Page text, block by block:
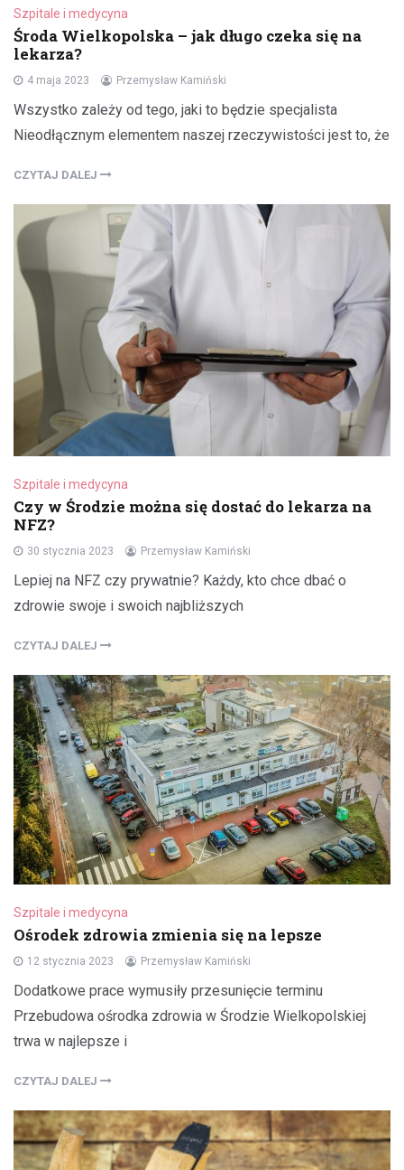
Szpitale i medycyna
Środa Wielkopolska – jak długo czeka się na
lekarza?
4 maja 2023 Przemysław Kamiński
Wszystko zależy od tego, jaki to będzie specjalista
Nieodłącznym elementem naszej rzeczywistości jest to, że
CZYTAJ DALEJ
Szpitale i medycyna
Czy w Środzie można się dostać do lekarza na
NFZ?
30 stycznia 2023 Przemysław Kamiński
Lepiej na NFZ czy prywatnie? Każdy, kto chce dbać o
zdrowie swoje i swoich najbliższych
CZYTAJ DALEJ
Szpitale i medycyna
Ośrodek zdrowia zmienia się na lepsze
12 stycznia 2023 Przemysław Kamiński
Dodatkowe prace wymusiły przesunięcie terminu
Przebudowa ośrodka zdrowia w Środzie Wielkopolskiej
trwa w najlepsze i
CZYTAJ DALEJ